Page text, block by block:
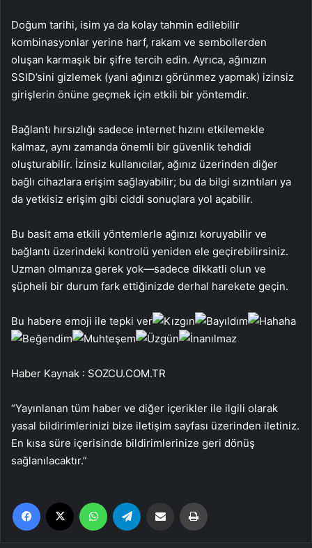
Doğum tarihi, isim ya da kolay tahmin edilebilir
kombinasyonlar yerine harf, rakam ve sembollerden
oluşan karmaşık bir şifre tercih edin. Ayrıca, ağınızın
SSID’sini gizlemek (yani ağınızı görünmez yapmak) izinsiz
girişlerin önüne geçmek için etkili bir yöntemdir.
Bağlantı hırsızlığı sadece internet hızını etkilemekle
kalmaz, aynı zamanda önemli bir güvenlik tehdidi
oluşturabilir. İzinsiz kullanıcılar, ağınız üzerinden diğer
bağlı cihazlara erişim sağlayabilir; bu da bilgi sızıntıları ya
da yetkisiz erişim gibi ciddi sonuçlara yol açabilir.
Bu basit ama etkili yöntemlerle ağınızı koruyabilir ve
bağlantı üzerindeki kontrolü yeniden ele geçirebilirsiniz.
Uzman olmanıza gerek yok—sadece dikkatli olun ve
şüpheli bir durum fark ettiğinizde derhal harekete geçin.
Bu habere emoji ile tepki ver
Haber Kaynak : SOZCU.COM.TR
“Yayınlanan tüm haber ve diğer içerikler ile ilgili olarak
yasal bildirimlerinizi bize iletişim sayfası üzerinden iletiniz.
En kısa süre içerisinde bildirimlerinize geri dönüş
sağlanılacaktır.”
Facebook WhatsApp Email'den paylaş